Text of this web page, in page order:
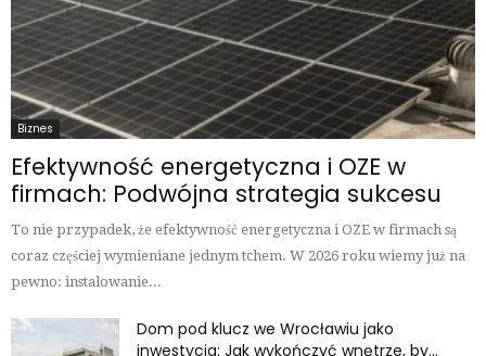
Biznes
Efektywność energetyczna i OZE w
firmach: Podwójna strategia sukcesu
To nie przypadek, że efektywność energetyczna i OZE w firmach są
coraz częściej wymieniane jednym tchem. W 2026 roku wiemy już na
pewno: instalowanie...
Dom pod klucz we Wrocławiu jako
inwestycja: Jak wykończyć wnętrze, by...